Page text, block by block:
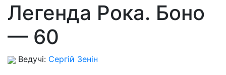
Легенда Рока. Боно
— 60
Ведучі: Сергій Зенін